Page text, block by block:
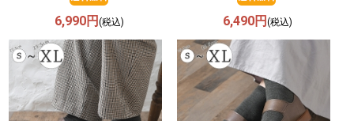
6,990円(税込) 6,490円 (税込)